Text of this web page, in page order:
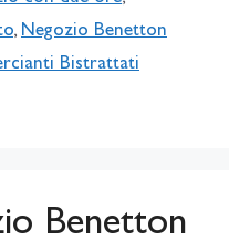
, Negozio Benetton
Bistrattati
Benetton